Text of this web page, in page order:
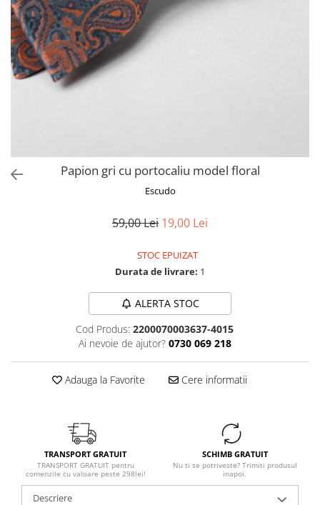
Papion gri cu portocaliu model floral
Escudo
59,00 Lei 19,00 Lei
STOC EPUIZAT
Durata de livrare: 1
ALERTA STOC
Cod Produs: 2200070003637-4015
Ai nevoie de ajutor? 0730 069 218
Adauga la Favorite Cere informatii
TRANSPORT GRATUIT
TRANSPORT GRATUIT pentru
comenzile cu valoare peste 298lei!
SCHIMB GRATUIT
Nu ti se potriveste? Trimiti produsul
inapoi.
Descriere